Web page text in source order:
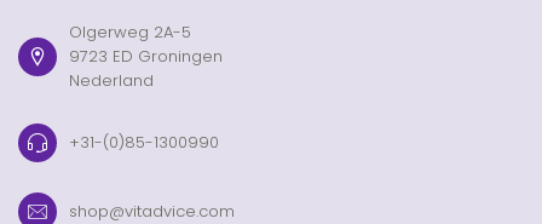
Olgerweg 2A-5
9723 ED Groningen
Nederland
+31-(0)85-1300990
shop@vitadvice.com